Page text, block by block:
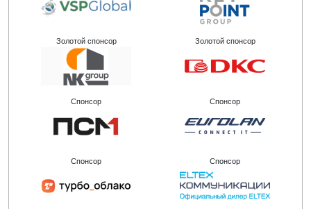
Золотой спонсор Золотой спонсор
Спонсор Спонсор
Спонсор Спонсор